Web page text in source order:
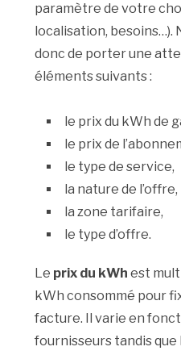
paramètre de votre
localisation, besoins…).
donc de porter une
éléments suivants :
le prix du kWh de
le prix de
le type de service,
la nature de l’offre,
la zone tarifaire,
le type d’offre.
Le prix du kWh est
kWh consommé pour
facture. Il varie en
fournisseurs tandis que